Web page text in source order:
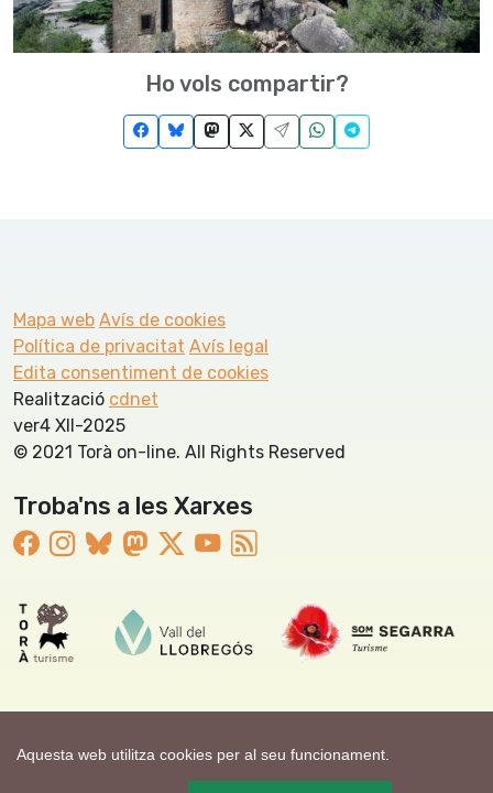
Aquesta web utilitza cookies per al seu funcionament.
Ho vols compartir?
Mapa web Avís de cookies
Política de privacitat Avís legal
Edita consentiment de cookies
Realització cdnet
ver4 XII-2025
© 2021 Torà on-line. All Rights Reserved
Troba'ns a les Xarxes